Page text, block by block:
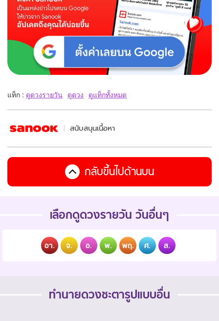
แท็ก : ดูดวงรายวัน ดูดวง ดูแท็กทั้งหมด
สนับสนุนเนื้อหา
กลับขึ้นไปด้านบน
เลือกดูดวงรายวัน วันอื่นๆ
อา. จ. อ. พ. พฤ. ศ. ส.
ทำนายดวงชะตารูปแบบอื่น